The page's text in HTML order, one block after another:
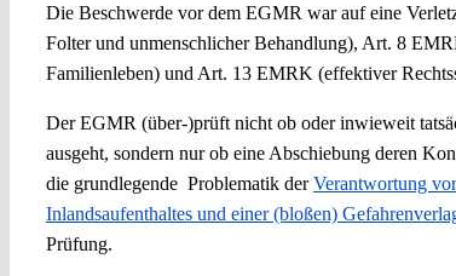
Die Beschwerde vor dem EGMR war auf eine
Folter und unmenschlicher Behandlung), Art. 8
Familienleben) und Art. 13 EMRK (effektiver
Der EGMR (über-)prüft nicht ob oder inwieweit
ausgeht, sondern nur ob eine Abschiebung deren
die grundlegende Problematik derVerantwortung
Inlandsaufenthaltes und einer (bloßen)
Prüfung.